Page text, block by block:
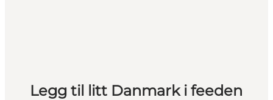
Legg til litt Danmark i feeden